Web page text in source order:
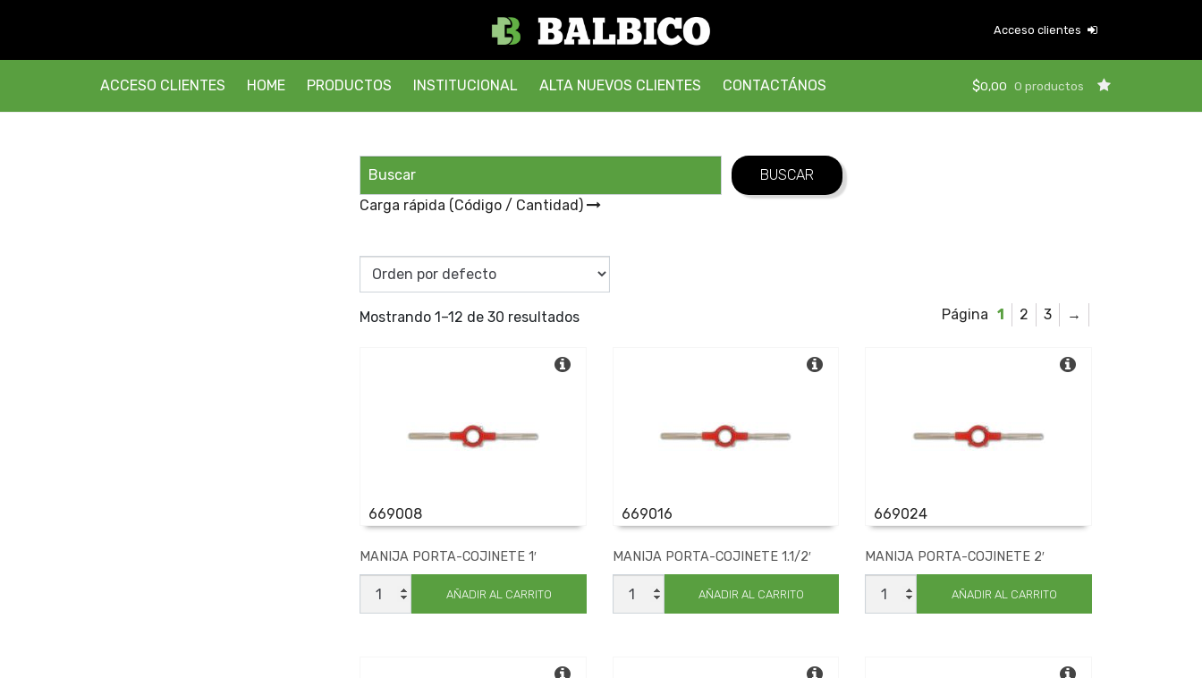
Acceso clientes
ACCESO CLIENTES HOME PRODUCTOS INSTITUCIONAL ALTA NUEVOS CLIENTES CONTACTÁNOS $0,00 0 productos
Carga rápida (Código / Cantidad)
Mostrando 1–12 de 30 resultados 1 2 3 →
669008
MANIJA PORTA-COJINETE 1′
MANIJA
PORTA-
COJINETE
AÑADIR AL CARRITO
669016
MANIJA PORTA-COJINETE 1.1/2′
MANIJA
PORTA-
COJINETE
AÑADIR AL CARRITO
669024
MANIJA PORTA-COJINETE 2′
MANIJA
PORTA-
COJINETE
AÑADIR AL CARRITO